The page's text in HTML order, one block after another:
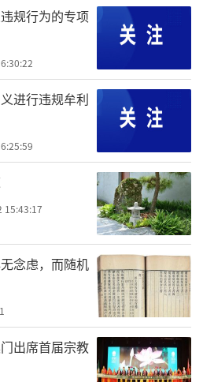
的糕饼都送给大目犍连尊
有关布施的佛法，他也
和其他比丘正在舍卫城的
。富翁夫妇便带着糕饼随
饼供养佛陀和比丘们。
施的佛法，富翁夫妇两
责任编辑：印月
规行为的专项
进行违规牟利
15:43:17
念虑，而随机
出席首届宗教